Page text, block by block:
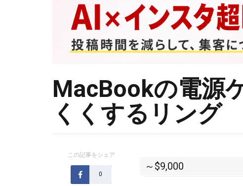
MacBookの電源
くくするリング
この記事をシェア
0
～$9,000